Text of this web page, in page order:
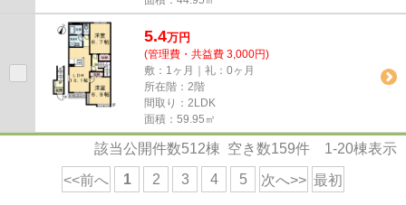
5.4万円
(管理費・共益費 3,000円)
敷：1ヶ月｜礼：0ヶ月
所在階：2階
間取り：2LDK
面積：59.95㎡
該当公開件数512棟 空き数159件 1-20棟表示
<<前へ 1 2 3 4 5 次へ>> 最初